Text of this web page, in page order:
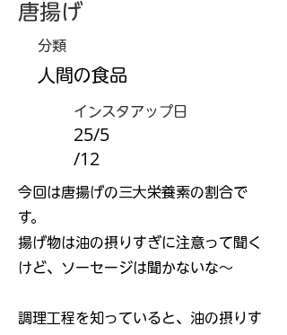
唐揚げ
分類
人間の食品
インスタアップ日
25/5
/12
今回は唐揚げの三大栄養素の割合で
す。
揚げ物は油の摂りすぎに注意って聞く
けど、ソーセージは聞かないな～
調理工程を知っていると、油の摂りす